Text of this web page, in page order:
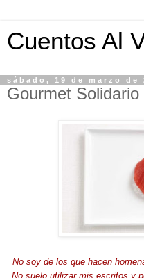
Cuentos Al
sábado, 19 de marzo de
Gourmet Solidario
No soy de los que hacen hom
No suelo utilizar mis escritos y